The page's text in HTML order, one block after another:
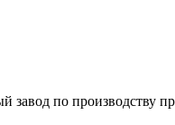
завод по производству